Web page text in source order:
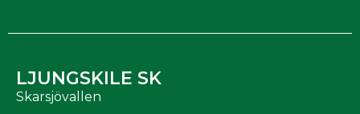
LJUNGSKILE SK
Skarsjövallen